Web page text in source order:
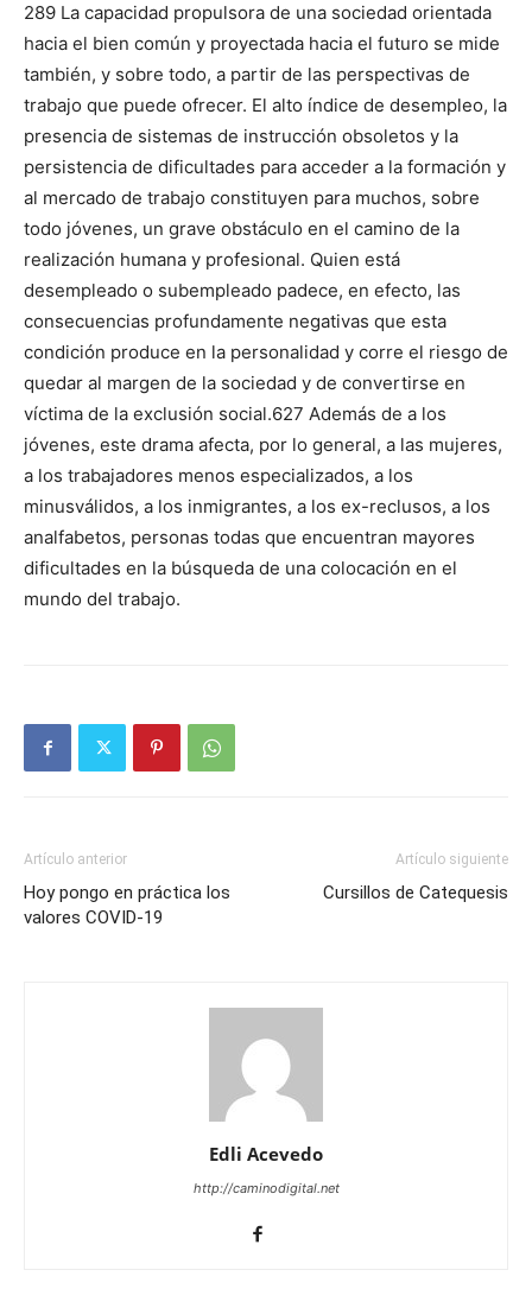
289 La capacidad pro­pulsora de una sociedad orientada
hacia el bien común y proyectada hacia el futuro se mide
también, y sobre todo, a partir de las perspectivas de
trabajo que puede ofrecer. El alto índice de desempleo, la
pre­sencia de sistemas de instrucción obsoletos y la
persistencia de dificultades para acce­der a la formación y
al mercado de trabajo constituyen para muchos, sobre
todo jó­venes, un grave obstáculo en el camino de la
realización humana y profesional. Quien está
desempleado o subempleado padece, en efecto, las
consecuencias profundamen­te negativas que esta
condición produce en la persona­lidad y corre el riesgo de
que­dar al margen de la sociedad y de convertirse en
víctima de la exclusión social.627 Además de a los
jóvenes, este drama afecta, por lo general, a las mujeres,
a los trabajadores menos especializados, a los
minusválidos, a los inmigrantes, a los ex-reclusos, a los
analfabetos, personas todas que encuentran mayores
dificultades en la búsqueda de una colocación en el
mundo del trabajo.
Artículo anterior
Hoy pongo en práctica los
valores COVID-19
Artículo siguiente
Cursillos de Catequesis
Edli Acevedo
http://caminodigital.net